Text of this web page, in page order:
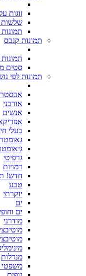
זוגות
שלשות
תמונות קנבס
סטים
תמונות לפי
אורבני
אנשים
בעלי
גרפיטי
דמויות
חדש!
טבע
יוקרתי
ים
ים
מודרני
מנדלות